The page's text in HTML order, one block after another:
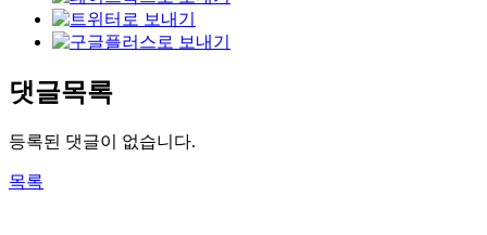
댓글목록
등록된 댓글이 없습니다.
목록